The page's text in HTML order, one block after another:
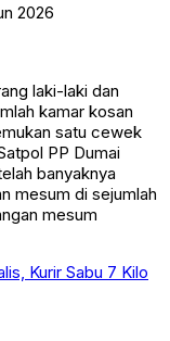
2026
laki-laki dan
kamar kosan
satu cewek
PP Dumai
banyaknya
mesum di sejumlah
mesum